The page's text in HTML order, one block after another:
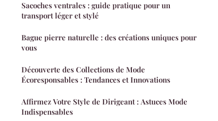
Sacoches ventrales : guide pratique pour un
transport léger et stylé
Bague pierre naturelle : des créations uniques pour
vous
Découverte des Collections de Mode
Écoresponsables : Tendances et Innovations
Affirmez Votre Style de Dirigeant : Astuces Mode
Indispensables